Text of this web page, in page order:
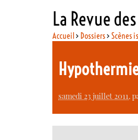
La Revue
Accueil> Dossiers>Scènes
samedi 23 juillet 2011,